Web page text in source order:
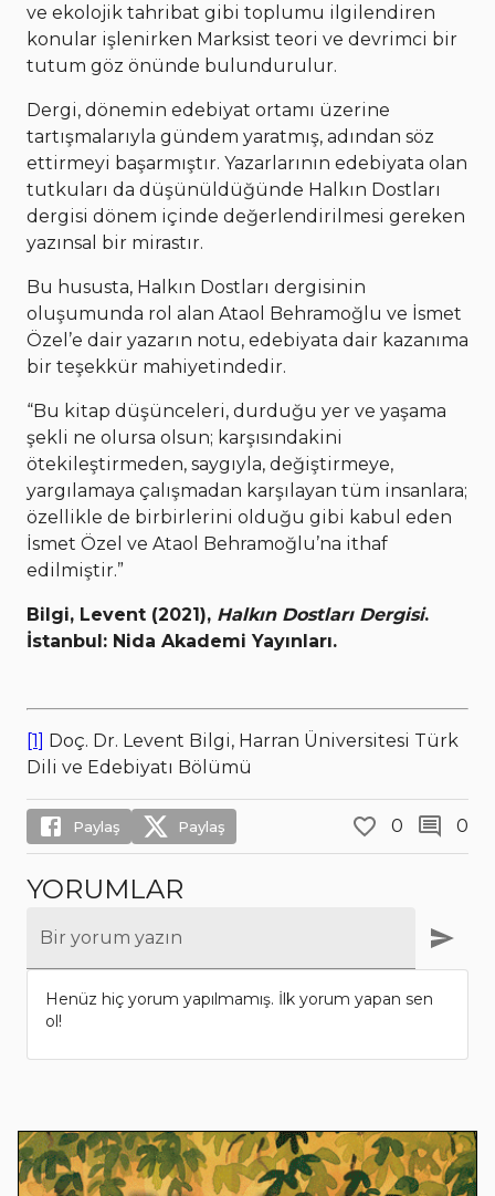
ve ekolojik tahribat gibi toplumu ilgilendiren
konular işlenirken Marksist teori ve devrimci bir
tutum göz önünde bulundurulur.
Dergi, dönemin edebiyat ortamı üzerine
tartışmalarıyla gündem yaratmış, adından söz
ettirmeyi başarmıştır. Yazarlarının edebiyata olan
tutkuları da düşünüldüğünde Halkın Dostları
dergisi dönem içinde değerlendirilmesi gereken
yazınsal bir mirastır.
Bu hususta, Halkın Dostları dergisinin
oluşumunda rol alan Ataol Behramoğlu ve İsmet
Özel’e dair yazarın notu, edebiyata dair kazanıma
bir teşekkür mahiyetindedir.
“Bu kitap düşünceleri, durduğu yer ve yaşama
şekli ne olursa olsun; karşısındakini
ötekileştirmeden, saygıyla, değiştirmeye,
yargılamaya çalışmadan karşılayan tüm insanlara;
özellikle de birbirlerini olduğu gibi kabul eden
İsmet Özel ve Ataol Behramoğlu’na ithaf
edilmiştir.”
Bilgi, Levent (2021), Halkın Dostları Dergisi.
İstanbul: Nida Akademi Yayınları.
[1] Doç. Dr. Levent Bilgi, Harran Üniversitesi Türk
Dili ve Edebiyatı Bölümü
Paylaş Paylaş 0 0
YORUMLAR
Bir yorum yazın
Henüz hiç yorum yapılmamış. İlk yorum yapan sen
ol!